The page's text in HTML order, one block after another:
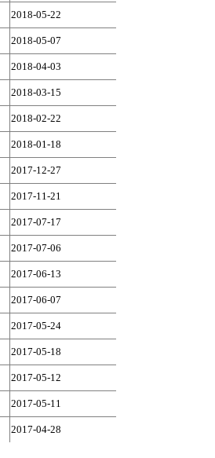
2018-05-22
2018-05-07
2018-04-03
2018-03-15
2018-02-22
2018-01-18
2017-12-27
2017-11-21
2017-07-17
2017-07-06
2017-06-13
2017-06-07
2017-05-24
2017-05-18
2017-05-12
2017-05-11
2017-04-28